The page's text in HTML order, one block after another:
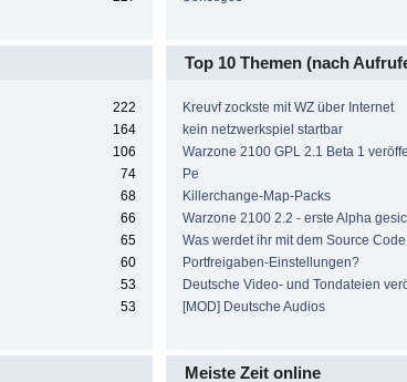
222
164
106
74
68
66
65
60
53
53
Top 10 Themen (nach
Kreuvf zockste mit WZ über Internet
kein netzwerkspiel startbar
Warzone 2100 GPL 2.1 Beta 1
Pe
Killerchange-Map-Packs
Warzone 2100 2.2 - erste Alpha
Was werdet ihr mit dem Source
Portfreigaben-Einstellungen?
Deutsche Video- und Tondateien
[MOD] Deutsche Audios
Meiste Zeit online